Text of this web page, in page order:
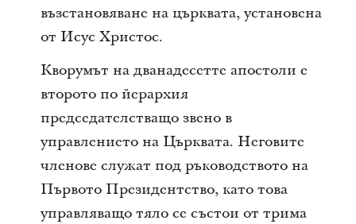
възстановяване на църквата, установена
от Исус Христос.
Кворумът на дванадесетте апостоли е
второто по йерархия
председателстващо звено в
управлението на Църквата. Неговите
членове служат под ръководството на
Първото Президентство, като това
управляващо тяло се състои от трима